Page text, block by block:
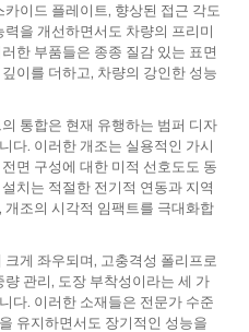
이드 플레이트, 향상된 접근 각도
을 개선하면서도 차량의 프리미
한 부품들은 종종 질감 있는 표면
이를 더하고, 차량의 강인한 성능
통합은 현재 유행하는 범퍼 디자
다. 이러한 개조는 실용적인 가시
면 구성에 대한 미적 선호도도 동
치는 적절한 전기적 연동과 지역
조의 시각적 임팩트를 극대화합
게 좌우되며, 고충격성 폴리프로
관리, 도장 부착성이라는 세 가
다. 이러한 소재들은 전문가 수준
유지하면서도 장기적인 성능을